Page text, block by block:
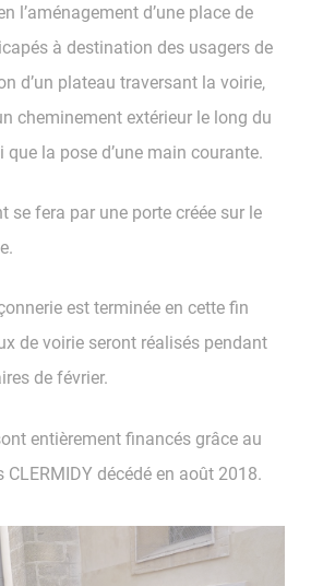
l’aménagement d’une place de
à destination des usagers de
d’un plateau traversant la voirie,
cheminement extérieur le long du
que la pose d’une main courante.
se fera par une porte créée sur le
est terminée en cette fin
de voirie seront réalisés pendant
de février.
entièrement financés grâce au
CLERMIDY décédé en août 2018.